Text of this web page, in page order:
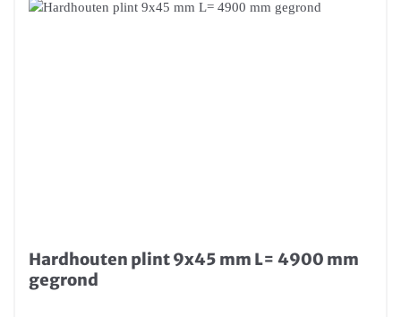
Hardhouten plint 9x45 mm L= 4900 mm
gegrond